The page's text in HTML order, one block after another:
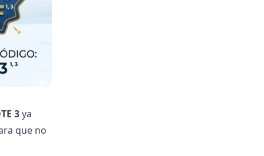
3ya
que no